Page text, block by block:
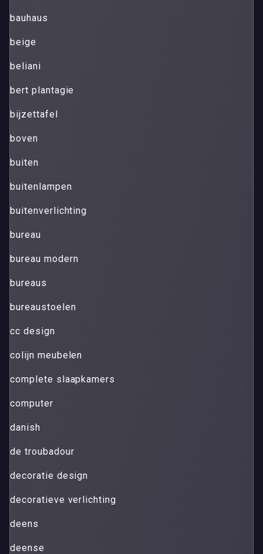
bauhaus
beige
beliani
bert plantagie
bijzettafel
boven
buiten
buitenlampen
buitenverlichting
bureau
bureau modern
bureaus
bureaustoelen
cc design
colijn meubelen
complete slaapkamers
computer
danish
de troubadour
decoratie design
decoratieve verlichting
deens
deense